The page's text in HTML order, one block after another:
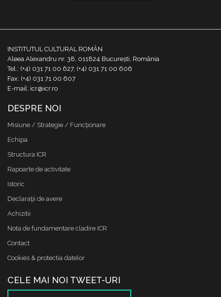
INSTITUTUL CULTURAL ROMÂN
Aleea Alexandru nr. 38, 011824 București, România
Tel.: (+4) 031 71 00 627, (+4) 031 71 00 606
Fax: (+4) 031 71 00 607
E-mail: icr@icr.ro
DESPRE NOI
Misiune / Strategie / Funcţionare
Echipa
Structura ICR
Rapoarte de activitate
Istoric
Declaraţii de avere
Achizitii
Nota de fundamentare cladire ICR
Contact
Cookies & protectia datelor
CELE MAI NOI TWEET-URI